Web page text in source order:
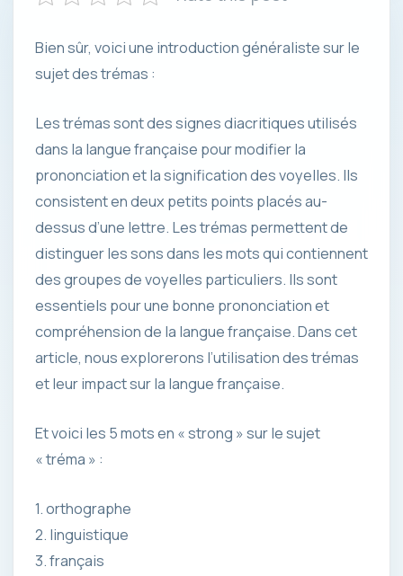
Bien sûr, voici une introduction généraliste sur le
sujet des trémas :
Les trémas sont des signes diacritiques utilisés
dans la langue française pour modifier la
prononciation et la signification des voyelles. Ils
consistent en deux petits points placés au-
dessus d’une lettre. Les trémas permettent de
distinguer les sons dans les mots qui contiennent
des groupes de voyelles particuliers. Ils sont
essentiels pour une bonne prononciation et
compréhension de la langue française. Dans cet
article, nous explorerons l’utilisation des trémas
et leur impact sur la langue française.
Et voici les 5 mots en « strong » sur le sujet
« tréma » :
1. orthographe
2. linguistique
3. français